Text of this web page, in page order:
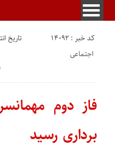
کد خبر : 14092 تاریخ انتشار :
اجتماعی
فاز دوم
برداری رسید